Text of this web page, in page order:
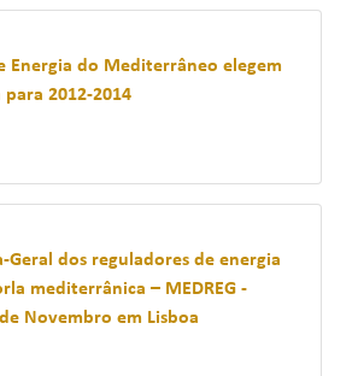
Energia do Mediterrâneo elegem
2012-2014
Geral dos reguladores de energia
mediterrânica – MEDREG -
Novembro em Lisboa